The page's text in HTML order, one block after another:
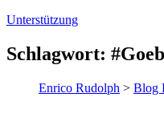
Unterstützung
Schlagwort:
Enrico Rudolph > Blog